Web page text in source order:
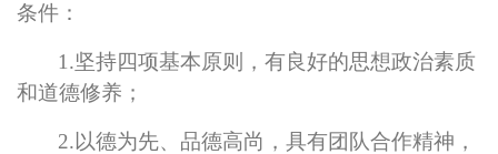
条件：
1.坚持四项基本原则，有良好的思想政治素质
和道德修养；
2.以德为先、品德高尚，具有团队合作精神，